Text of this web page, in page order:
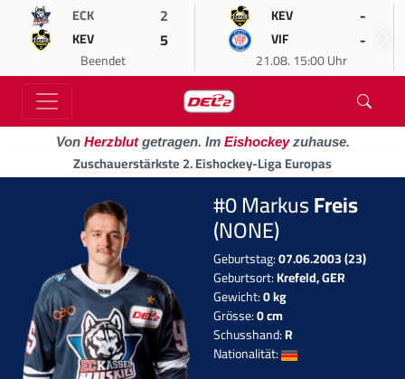
ECK 2
KEV 5
Beendet
KEV -
VIF -
21.08. 15:00 Uhr
Von Herzblutgetragen. Im Eishockeyzuhause.
Zuschauerstärkste 2. Eishockey-Liga Europas
#0 MarkusFreis
(NONE)
Geburtstag:07.06.2003 (23)
Geburtsort:Krefeld, GER
Gewicht:0 kg
Grösse:0 cm
Schusshand:R
Nationalität: